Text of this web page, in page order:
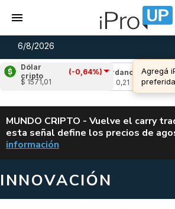
6/8/2026
Agregá
Dólar
cripto
(-0,64%)
$ 1571,01
Cardano
(7,94%)
ALERTA
MUNDO CRIPTO - Vuelve el carry
esta señal define los precios de
información
INNOVACIÓN